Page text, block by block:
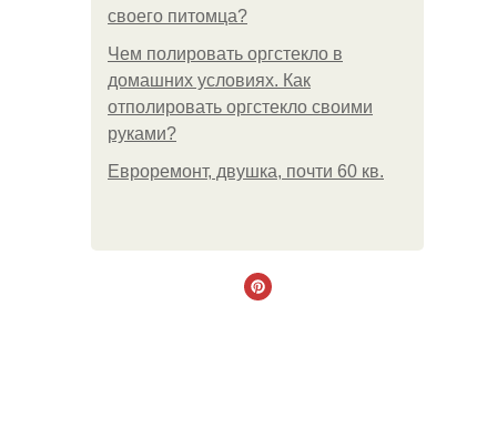
своего питомца?
Чем полировать оргстекло в
домашних условиях. Как
отполировать оргстекло своими
руками?
Евроремонт, двушка, почти 60 кв.